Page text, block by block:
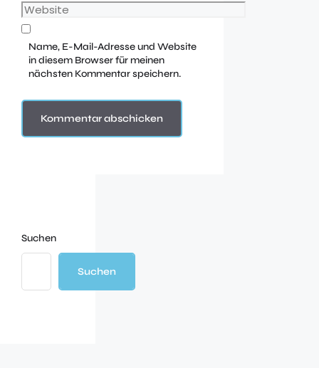
Name, E-Mail-Adresse und Website
in diesem Browser für meinen
nächsten Kommentar speichern.
Suchen
Suchen